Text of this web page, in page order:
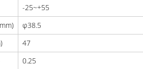
-25~+55
φ38.5
47
0.25